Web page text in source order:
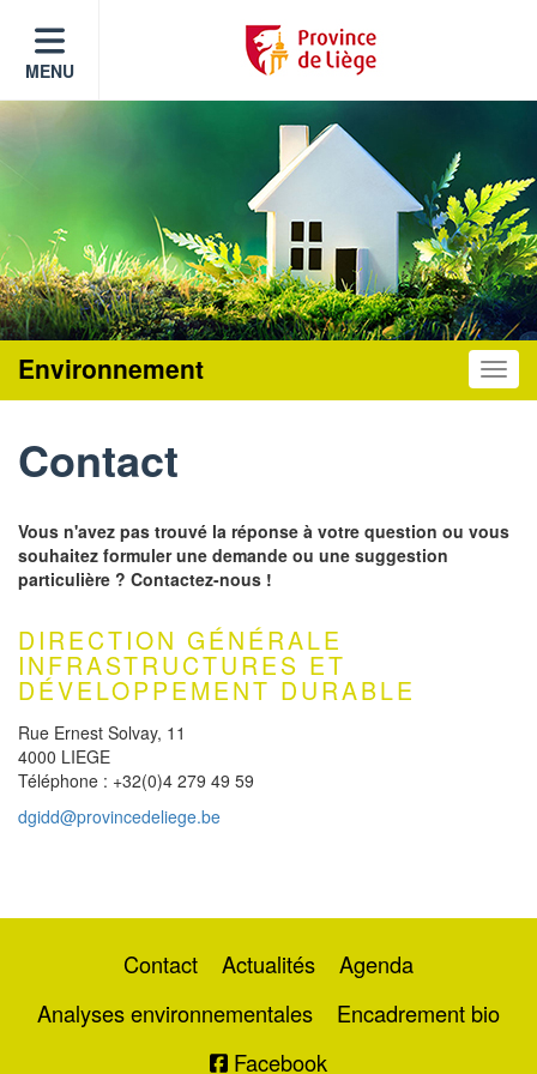
MENU
Environnement
Contact
Vous n'avez pas trouvé la réponse à votre question ou vous
souhaitez formuler une demande ou une suggestion
particulière ? Contactez-nous !
DIRECTION GÉNÉRALE
INFRASTRUCTURES ET
DÉVELOPPEMENT DURABLE
Rue Ernest Solvay, 11
4000 LIEGE
Téléphone : +32(0)4 279 49 59
dgidd@provincedeliege.be
Contact Actualités
Agenda
Analyses environnementales
Encadrement bio
Facebook